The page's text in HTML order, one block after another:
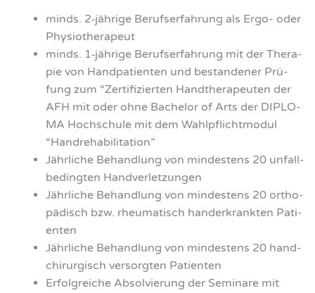
minds. 2‑jährige Berufs­er­fah­rung als Ergo- oder
Phy­sio­the­ra­peut
minds. 1‑jährige Berufs­er­fah­rung mit der The­ra­
pie von Hand­pa­ti­en­ten und bestan­de­ner Prü­
fung zum “Zer­ti­fi­zier­ten Hand­the­ra­peu­ten der
AFH mit oder ohne Bache­lor of Arts der DIPLO­
MA Hoch­schu­le mit dem Wahl­pflicht­mo­dul
“Handreha­bi­li­ta­ti­on”
Jähr­li­che Behand­lung von min­des­tens 20 unfall­
be­ding­ten Hand­ver­let­zun­gen
Jähr­li­che Behand­lung von min­des­tens 20 ortho­
pä­disch bzw. rheu­ma­tisch hand­er­krank­ten Pati­
en­ten
Jähr­li­che Behand­lung von min­des­tens 20 hand­
chir­ur­gisch ver­sorg­ten Pati­en­ten
Erfolg­rei­che Absol­vie­rung der Semi­na­re mit